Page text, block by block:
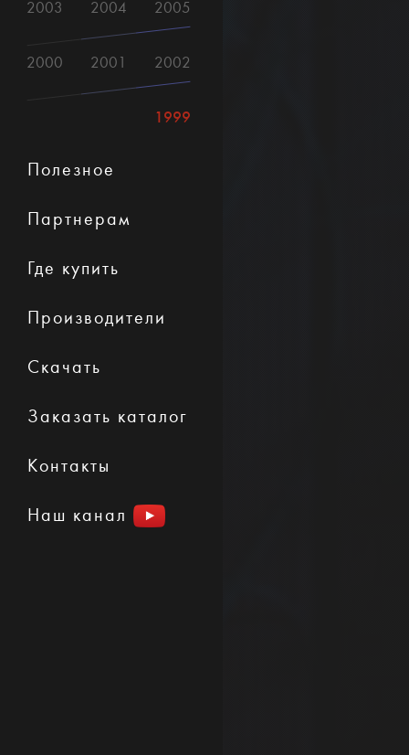
2005
2004
2003
2002
2001
2000
1999
Полезное
Партнерам
Где купить
Производители
Скачать
Заказать каталог
Контакты
Наш канал